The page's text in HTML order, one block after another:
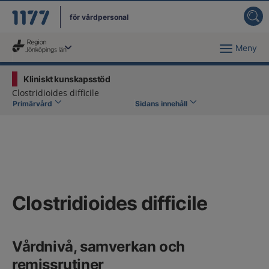
för vårdpersonal
Du har valt region Meny
Kliniskt kunskapsstöd
Clostridioides difficile
Primärvård Sidans innehåll
Clostridioides difficile
Vårdnivå, samverkan och
remissrutiner